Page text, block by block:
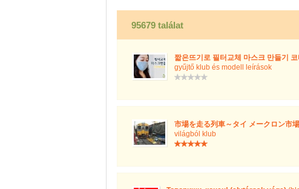
95679 találat
짧은뜨기로 필터교체 마스크 만들기
gyűjtő klub és modell leírások
市場を走る列車～タイ メークロン
világból klub